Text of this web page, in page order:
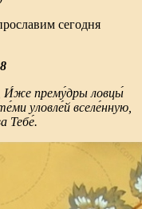
сегодня
И́же прему́дры ловцы́
уловле́й вселе́нную,
Тебе́.